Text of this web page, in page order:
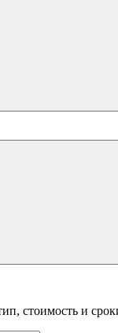
стоимость и